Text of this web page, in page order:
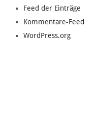
Feed der Einträge
Kommentare-Feed
WordPress.org